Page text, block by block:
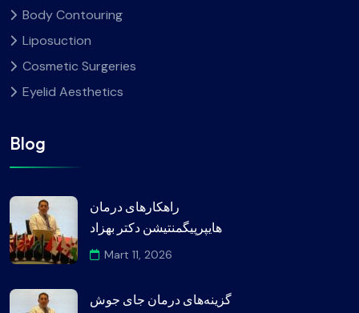
Body Contouring
Liposuction
Cosmetic Surgeries
Eyelid Aesthetics
Blog
راهکارهای درمان
هایپرپیگمنتیشن دکتر بهزاد
Mart 11, 2026
گزینه‌های درمان جای جوش